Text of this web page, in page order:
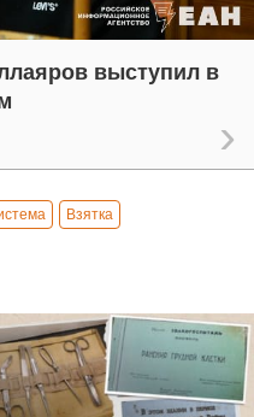
выступил в
Взятка